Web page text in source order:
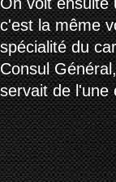
c'est la même
spécialité du
Consul
servait de l'une